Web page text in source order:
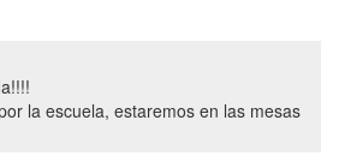
la escuela, estaremos en las mesas